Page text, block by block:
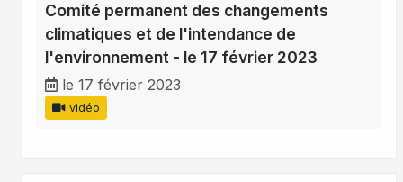
Comité permanent des changements
climatiques et de l'intendance de
l'environnement - le 17 février 2023
le 17 février 2023
vidéo